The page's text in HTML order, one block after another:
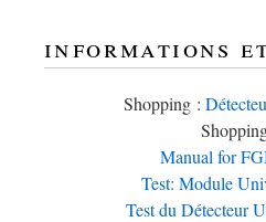
informations
Shopping :
Manual for
Test: Module
Test du Détecteur